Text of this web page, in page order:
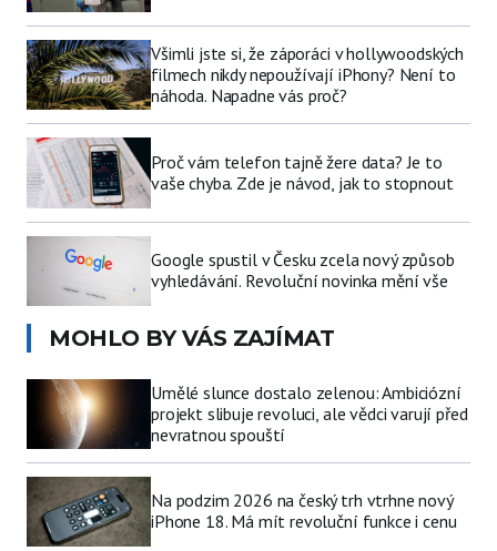
Všimli jste si, že záporáci v hollywoodských
filmech nikdy nepoužívají iPhony? Není to
náhoda. Napadne vás proč?
Proč vám telefon tajně žere data? Je to
vaše chyba. Zde je návod, jak to stopnout
Google spustil v Česku zcela nový způsob
vyhledávání. Revoluční novinka mění vše
MOHLO BY VÁS ZAJÍMAT
Umělé slunce dostalo zelenou: Ambiciózní
projekt slibuje revoluci, ale vědci varují před
nevratnou spouští
Na podzim 2026 na český trh vtrhne nový
iPhone 18. Má mít revoluční funkce i cenu